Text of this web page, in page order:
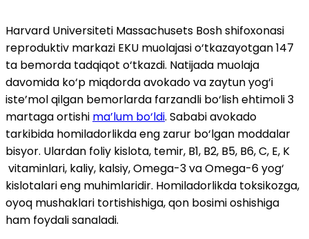
Harvard Universiteti Massachusets Bosh shifoxonasi
reproduktiv markazi EKU muolajasi o‘tkazayotgan 147
ta bemorda tadqiqot o‘tkazdi. Natijada muolaja
davomida ko‘p miqdorda avokado va zaytun yog‘i
iste’mol qilgan bemorlarda farzandli bo‘lish ehtimoli 3
martaga ortishi ma’lum bo‘ldi. Sababi avokado
tarkibida homiladorlikda eng zarur bo‘lgan moddalar
bisyor. Ulardan foliy kislota, temir, B1, B2, B5, B6, C, E, K
vitaminlari, kaliy, kalsiy, Omega-3 va Omega-6 yog‘
kislotalari eng muhimlaridir. Homiladorlikda toksikozga,
oyoq mushaklari tortishishiga, qon bosimi oshishiga
ham foydali sanaladi.